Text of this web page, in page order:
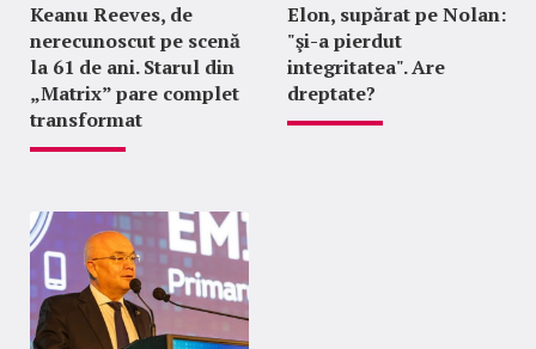
Keanu Reeves, de
nerecunoscut pe scenă
la 61 de ani. Starul din
„Matrix” pare complet
transformat
Elon, supărat pe Nolan:
"şi-a pierdut
integritatea". Are
dreptate?